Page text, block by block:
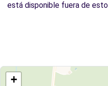
está disponible fuera de
+